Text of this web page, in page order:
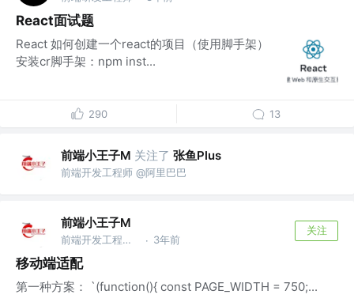
React面试题
React 如何创建一个react的项目（使用脚手架）
安装cr脚手架：npm inst...
290 13
前端小王子M 关注了 张鱼Plus
前端开发工程师 @阿里巴巴
前端小王子M
前端开发工程师 @阿里巴巴 · 3年前
关注
移动端适配
第一种方案： `(function(){ const PAGE_WIDTH = 750;...